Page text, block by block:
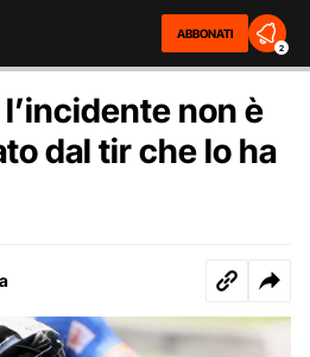
ABBONATI
2
non è
dal tir che lo ha